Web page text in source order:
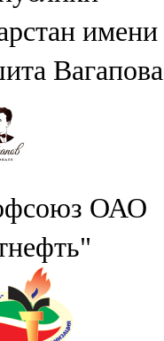
имени
Вагапова
ОАО